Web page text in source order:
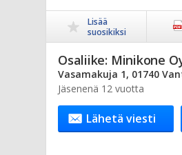
Lisää
suosikiksi
Osaliike: Minikone
Vasamakuja 1, 01740
Jäsenenä 12 vuotta
Lähetä viesti